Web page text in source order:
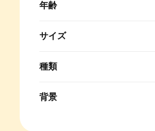
年齢
サイズ
種類
背景